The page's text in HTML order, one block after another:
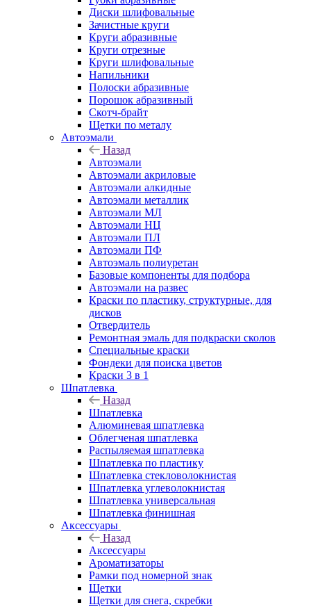
Диски шлифовальные
Зачистные круги
Круги абразивные
Круги отрезные
Круги шлифовальные
Напильники
Полоски абразивные
Порошок абразивный
Скотч-брайт
Щетки по металу
Автоэмали
Назад
Автоэмали
Автоэмали акриловые
Автоэмали алкидные
Автоэмали металлик
Автоэмали МЛ
Автоэмали НЦ
Автоэмали ПЛ
Автоэмали ПФ
Автоэмаль полиуретан
Базовые компоненты для подбора
Автоэмали на развес
Краски по пластику, структурные, для
дисков
Отвердитель
Ремонтная эмаль для подкраски сколов
Специальные краски
Фондеки для поиска цветов
Краски 3 в 1
Шпатлевка
Назад
Шпатлевка
Алюминевая шпатлевка
Облегченая шпатлевка
Распыляемая шпатлевка
Шпатлевка по пластику
Шпатлевка стекловолокнистая
Шпатлевка углеволокнистая
Шпатлевка универсальная
Шпатлевка финишная
Аксессуары
Назад
Аксессуары
Ароматизаторы
Рамки под номерной знак
Щетки
Щетки для снега, скребки